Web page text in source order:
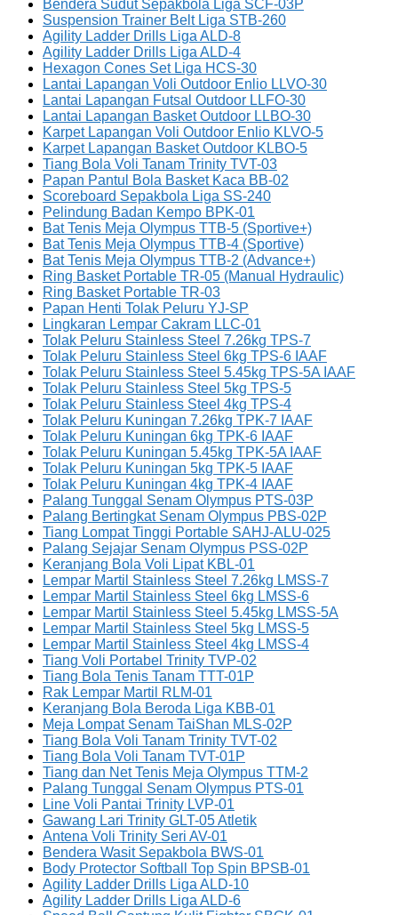
Bendera Sudut Sepakbola Liga SCF-03P
Suspension Trainer Belt Liga STB-260
Agility Ladder Drills Liga ALD-8
Agility Ladder Drills Liga ALD-4
Hexagon Cones Set Liga HCS-30
Lantai Lapangan Voli Outdoor Enlio LLVO-30
Lantai Lapangan Futsal Outdoor LLFO-30
Lantai Lapangan Basket Outdoor LLBO-30
Karpet Lapangan Voli Outdoor Enlio KLVO-5
Karpet Lapangan Basket Outdoor KLBO-5
Tiang Bola Voli Tanam Trinity TVT-03
Papan Pantul Bola Basket Kaca BB-02
Scoreboard Sepakbola Liga SS-240
Pelindung Badan Kempo BPK-01
Bat Tenis Meja Olympus TTB-5 (Sportive+)
Bat Tenis Meja Olympus TTB-4 (Sportive)
Bat Tenis Meja Olympus TTB-2 (Advance+)
Ring Basket Portable TR-05 (Manual Hydraulic)
Ring Basket Portable TR-03
Papan Henti Tolak Peluru YJ-SP
Lingkaran Lempar Cakram LLC-01
Tolak Peluru Stainless Steel 7.26kg TPS-7
Tolak Peluru Stainless Steel 6kg TPS-6 IAAF
Tolak Peluru Stainless Steel 5.45kg TPS-5A IAAF
Tolak Peluru Stainless Steel 5kg TPS-5
Tolak Peluru Stainless Steel 4kg TPS-4
Tolak Peluru Kuningan 7.26kg TPK-7 IAAF
Tolak Peluru Kuningan 6kg TPK-6 IAAF
Tolak Peluru Kuningan 5.45kg TPK-5A IAAF
Tolak Peluru Kuningan 5kg TPK-5 IAAF
Tolak Peluru Kuningan 4kg TPK-4 IAAF
Palang Tunggal Senam Olympus PTS-03P
Palang Bertingkat Senam Olympus PBS-02P
Tiang Lompat Tinggi Portable SAHJ-ALU-025
Palang Sejajar Senam Olympus PSS-02P
Keranjang Bola Voli Lipat KBL-01
Lempar Martil Stainless Steel 7.26kg LMSS-7
Lempar Martil Stainless Steel 6kg LMSS-6
Lempar Martil Stainless Steel 5.45kg LMSS-5A
Lempar Martil Stainless Steel 5kg LMSS-5
Lempar Martil Stainless Steel 4kg LMSS-4
Tiang Voli Portabel Trinity TVP-02
Tiang Bola Tenis Tanam TTT-01P
Rak Lempar Martil RLM-01
Keranjang Bola Beroda Liga KBB-01
Meja Lompat Senam TaiShan MLS-02P
Tiang Bola Voli Tanam Trinity TVT-02
Tiang Bola Voli Tanam TVT-01P
Tiang dan Net Tenis Meja Olympus TTM-2
Palang Tunggal Senam Olympus PTS-01
Line Voli Pantai Trinity LVP-01
Gawang Lari Trinity GLT-05 Atletik
Antena Voli Trinity Seri AV-01
Bendera Wasit Sepakbola BWS-01
Body Protector Softball Top Spin BPSB-01
Agility Ladder Drills Liga ALD-10
Agility Ladder Drills Liga ALD-6